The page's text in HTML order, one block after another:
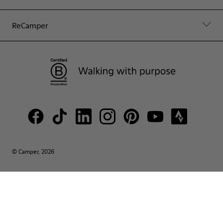
ReCamper
© Camper, 2026